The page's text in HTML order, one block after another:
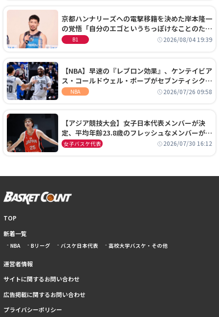
京都ハンナリーズへの電撃移籍を決めた岸本隆一
の覚悟「自分のエゴというちっぽけなことのため
に、京都に来たわけではない」
B1 2026/08/04 19:39
【NBA】早速の『レブロン効果』、ケンテイビア
ス・コールドウェル・ポープがセブンティシクサ
ーズに1年契約で加入
NBA 2026/07/26 09:58
【アジア競技大会】女子日本代表メンバーが決
定、平均年齢23.8歳のフレッシュなメンバーが日
本開催の大舞台で頂点を狙う
女子バスケ代表 2026/07/30 16:12
TOP
新着一覧
NBA Bリーグ バスケ日本代表 高校大学バスケ・その他
運営者情報
サイトに関するお問い合わせ
広告掲載に関するお問い合わせ
プライバシーポリシー